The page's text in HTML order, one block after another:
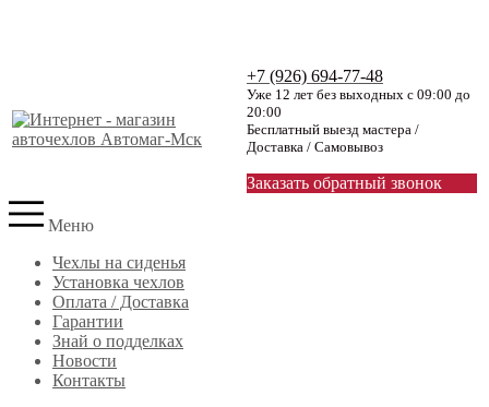
+7 (926) 694-77-48
Уже 12 лет без выходных с 09:00 до
20:00
Бесплатный выезд мастера /
Доставка / Самовывоз
Заказать обратный звонок
Меню
Чехлы на сиденья
Установка чехлов
Оплата / Доставка
Гарантии
Знай о подделках
Новости
Контакты